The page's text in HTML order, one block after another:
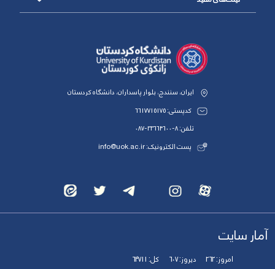
ایران، سنندج، بلوار پاسداران، دانشگاه کردستان
کدپستی: 6617715175
تلفن: 8-33664600-087
پست الکترونیک: info@uok.ac.ir
آمار سایت
امروز:262 دیروز:607 کل:64711